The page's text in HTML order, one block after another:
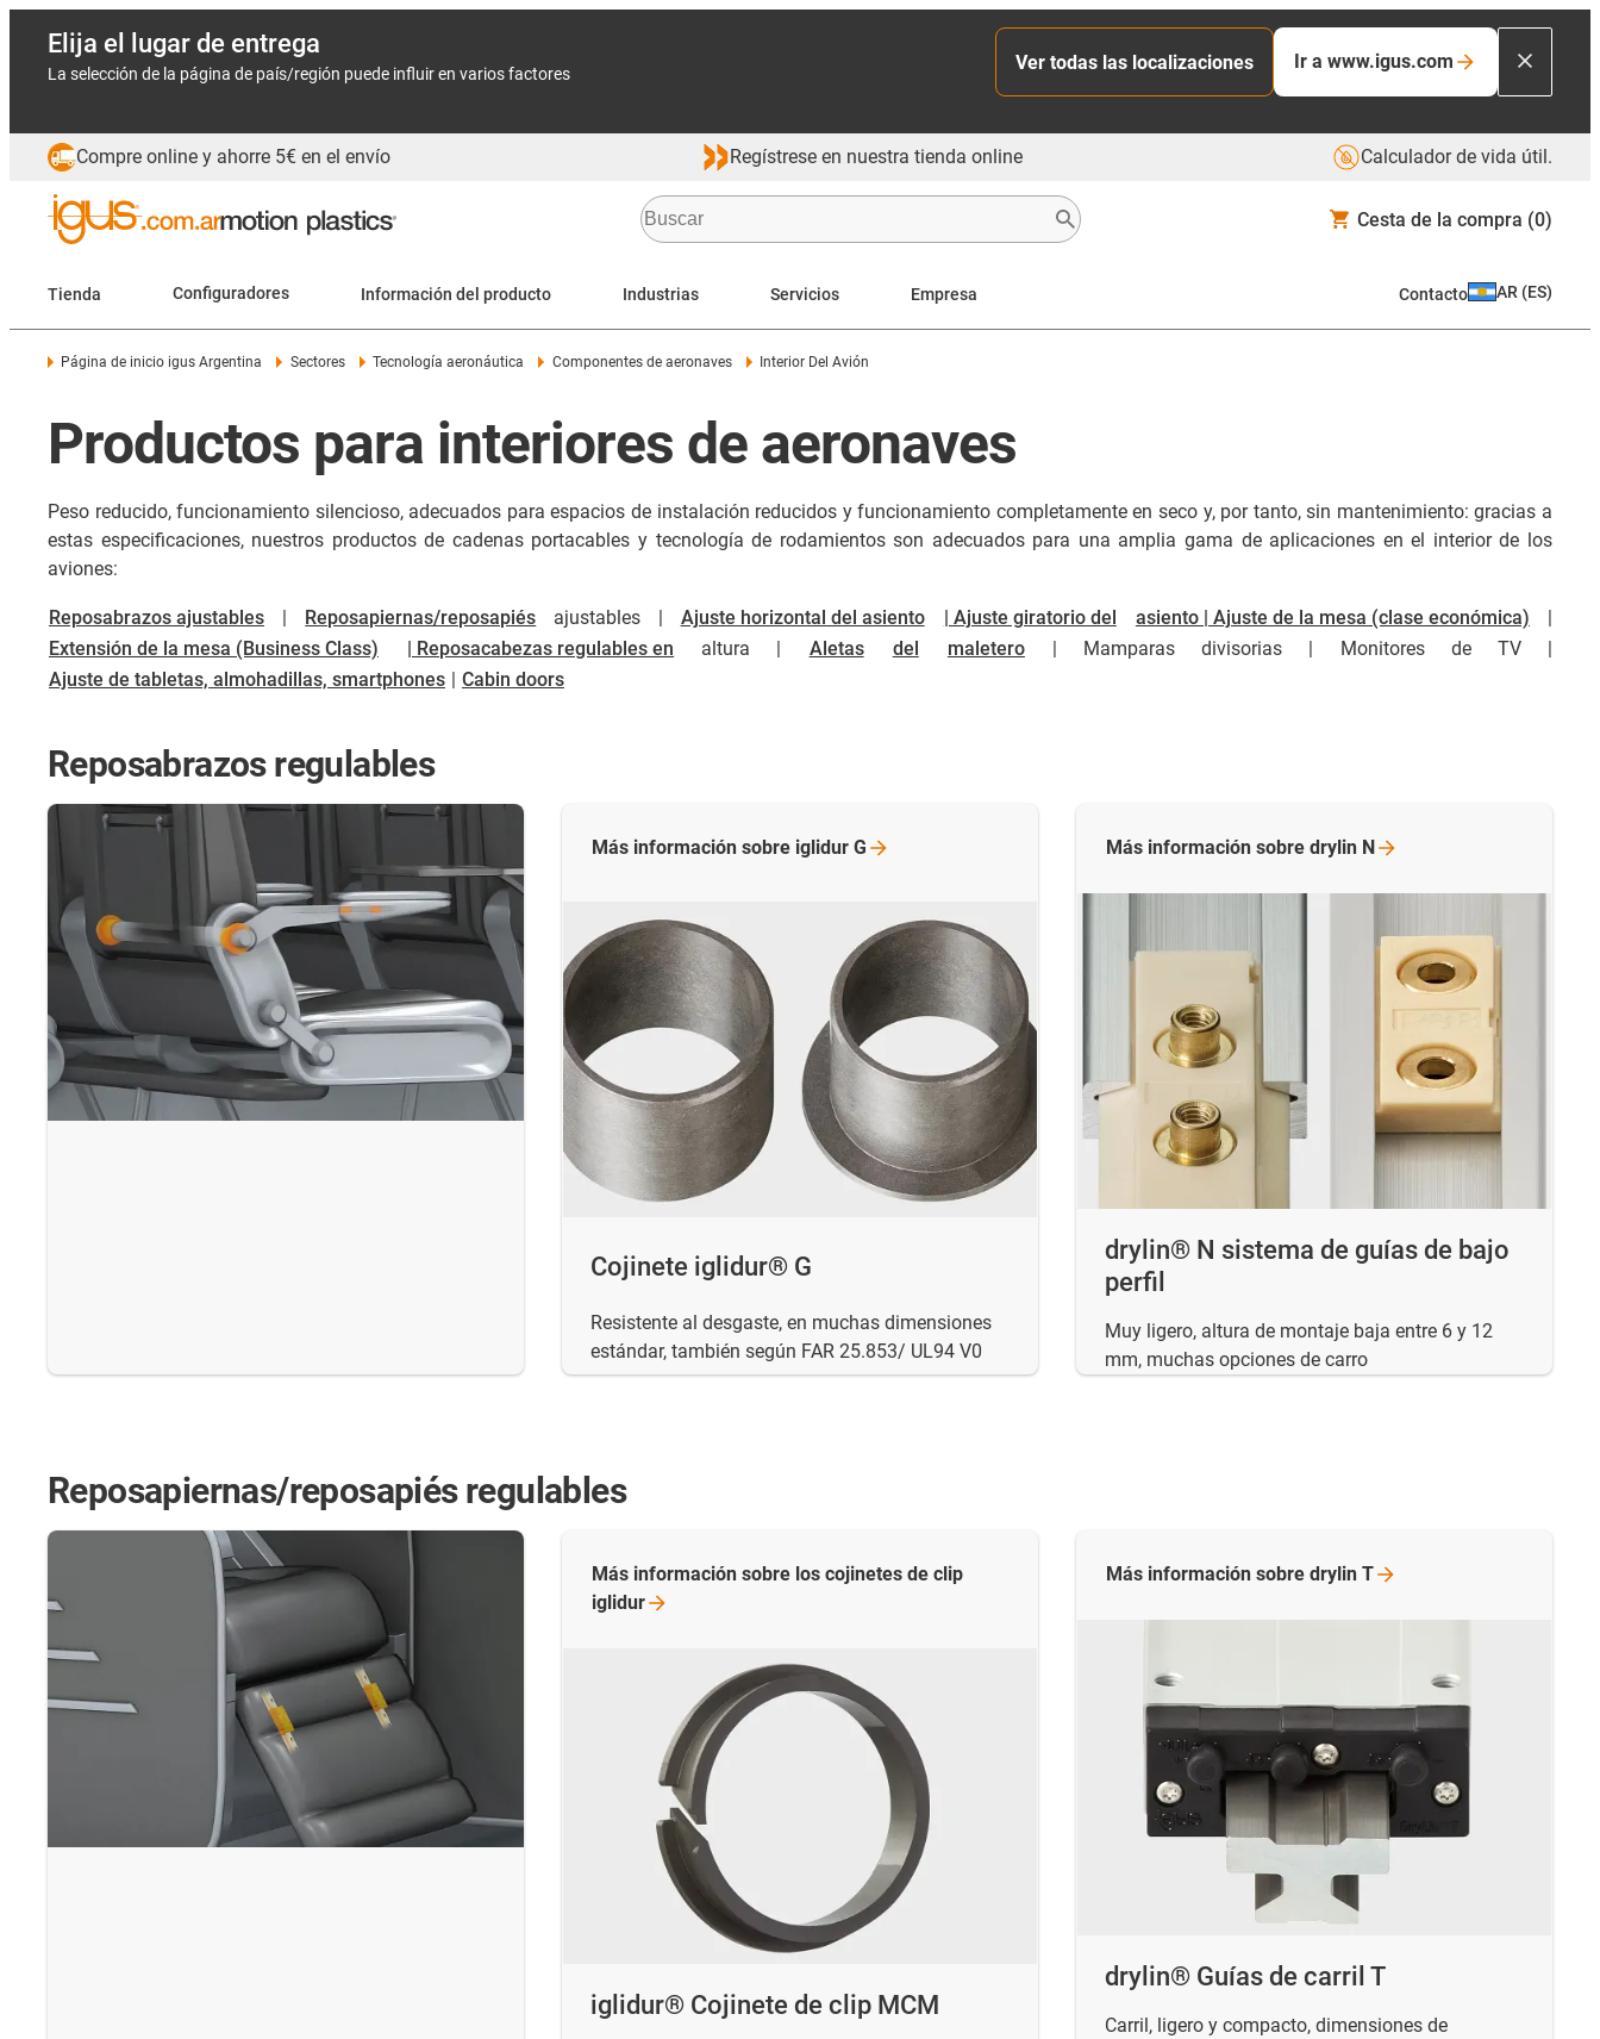
Elija el lugar de entrega
La selección de la página de país/región puede influir en varios factores
Ver todas las localizaciones Ir a www.igus.com
Compre online y ahorre 5€ en el envío Regístrese en nuestra tienda online Calculador de vida útil.
Cesta de la compra (0)
Tienda Configuradores Información del producto Industrias Servicios Empresa Contacto AR (ES)
Página de inicio igus Argentina Sectores Tecnología aeronáutica Componentes de aeronaves Interior Del Avión
Productos para interiores de aeronaves
Peso reducido, funcionamiento silencioso, adecuados para espacios de instalación reducidos y funcionamiento completamente en seco y, por tanto, sin mantenimiento: gracias a
estas especificaciones, nuestros productos de cadenas portacables y tecnología de rodamientos son adecuados para una amplia gama de aplicaciones en el interior de los
aviones:
Reposabrazos ajustables | Reposapiernas/reposapiés ajustables | Ajuste horizontal del asiento | Ajuste giratorio del asiento | Ajuste de la mesa (clase económica) |
Extensión de la mesa (Business Class)
| Reposacabezas regulables en altura | Aletas del maletero | Mamparas divisorias | Monitores de TV |
Ajuste de tabletas, almohadillas, smartphones | Cabin doors
Reposabrazos regulables
Cojinete iglidur® G
Resistente al desgaste, en muchas dimensiones
estándar, también según FAR 25.853/ UL94 V0
Más información sobre iglidur G
drylin® N sistema de guías de bajo
perfil
Muy ligero, altura de montaje baja entre 6 y 12
mm, muchas opciones de carro
Más información sobre drylin N
Reposapiernas/reposapiés regulables
iglidur® Cojinete de clip MCM
Más información sobre los cojinetes de clip
iglidur
drylin® Guías de carril T
Carril, ligero y compacto, dimensiones de
Más información sobre drylin T